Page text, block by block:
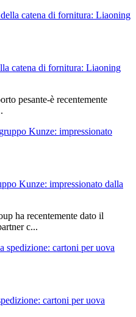
catena di fornitura: Liaoning
pesante-è recentemente
Kunze: impressionato dalla
ha recentemente dato il
c...
cartoni per uova